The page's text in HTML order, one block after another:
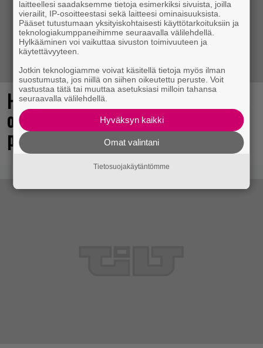
Huomio, kaikki Grand Theft Auto 6:n
odottajat: Netflixiin tulee pian
pakollista nähtävää
laitteellesi saadaksemme tietoja esimerkiksi sivuista, joilla
vierailit, IP-osoitteestasi sekä laitteesi ominaisuuksista.
Pääset tutustumaan yksityiskohtaisesti käyttötarkoituksiin ja
teknologiakumppaneihimme seuraavalla välilehdellä.
Hylkääminen voi vaikuttaa sivuston toimivuuteen ja
käytettävyyteen.
Jotkin teknologiamme voivat käsitellä tietoja myös ilman
suostumusta, jos niillä on siihen oikeutettu peruste. Voit
vastustaa tätä tai muuttaa asetuksiasi milloin tahansa
seuraavalla välilehdellä.
Hyväksyn kaikki
Omat valintani
Tietosuojakäytäntömme